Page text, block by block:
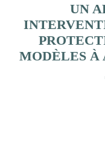
UN
MODÈLES À